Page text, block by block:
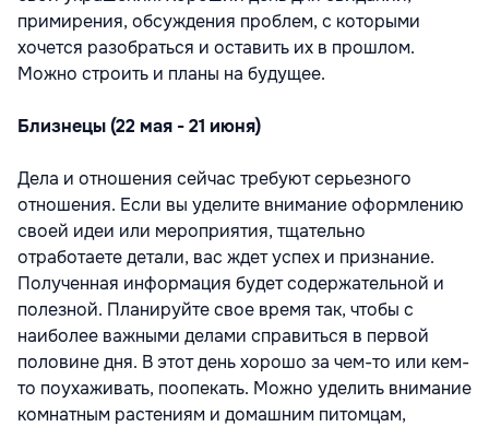
примирения, обсуждения проблем, с которыми
хочется разобраться и оставить их в прошлом.
Можно строить и планы на будущее.
Близнецы (22 мая - 21 июня)
Дела и отношения сейчас требуют серьезного
отношения. Если вы уделите внимание оформлению
своей идеи или мероприятия, тщательно
отработаете детали, вас ждет успех и признание.
Полученная информация будет содержательной и
полезной. Планируйте свое время так, чтобы с
наиболее важными делами справиться в первой
половине дня. В этот день хорошо за чем-то или кем-
то поухаживать, поопекать. Можно уделить внимание
комнатным растениям и домашним питомцам,